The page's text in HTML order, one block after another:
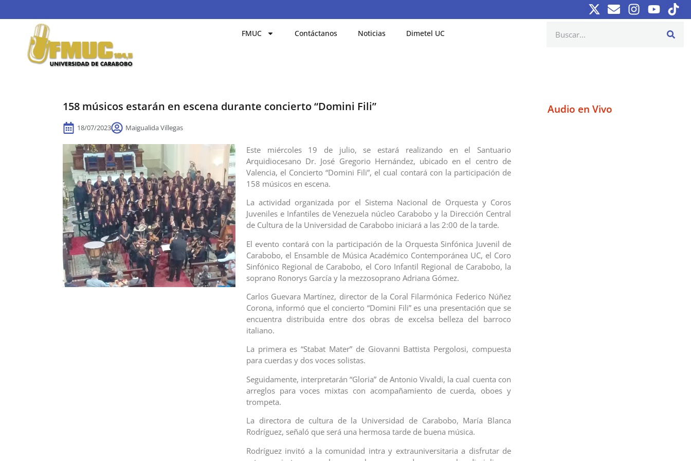
FMUC Contáctanos Noticias Dimetel UC
158 músicos estarán en escena durante concierto “Domini Fili”
18/07/2023 Maigualida Villegas
Este miércoles 19 de julio, se estará realizando en el Santuario
Arquidiocesano Dr. José Gregorio Hernández, ubicado en el centro de
Valencia, el Concierto “Domini Fili”, el cual contará con la participación de
158 músicos en escena.
La actividad organizada por el Sistema Nacional de Orquesta y Coros
Juveniles e Infantiles de Venezuela núcleo Carabobo y la Dirección Central
de Cultura de la Universidad de Carabobo iniciará a las 2:00 de la tarde.
El evento contará con la participación de la Orquesta Sinfónica Juvenil de
Carabobo, el Ensamble de Música Académico Contemporánea UC, el Coro
Sinfónico Regional de Carabobo, el Coro Infantil Regional de Carabobo, la
soprano Ronorys García y la mezzosoprano Adriana Gómez.
Carlos Guevara Martínez, director de la Coral Filarmónica Federico Núñez
Corona, informó que el concierto “Domini Fili” es una presentación que se
encuentra distribuida entre dos obras de excelsa belleza del barroco
italiano.
La primera es “Stabat Mater” de Giovanni Battista Pergolosi, compuesta
para cuerdas y dos voces solistas.
Seguidamente, interpretarán “Gloria” de Antonio Vivaldi, la cual cuenta con
arreglos para voces mixtas con acompañamiento de cuerda, oboes y
trompeta.
La directora de cultura de la Universidad de Carabobo, María Blanca
Rodríguez, señaló que será una hermosa tarde de buena música.
Rodríguez invitó a la comunidad intra y extrauniversitaria a disfrutar de
Audio en Vivo